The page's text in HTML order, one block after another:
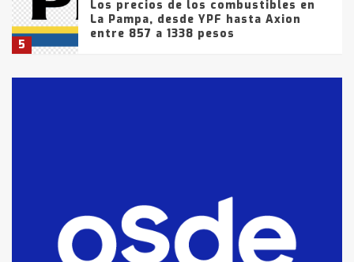
5
Los precios de los combustibles en
La Pampa, desde YPF hasta Axion
entre 857 a 1338 pesos
fueron detenidos por
comercialización de drogas en la
tarde del sábado